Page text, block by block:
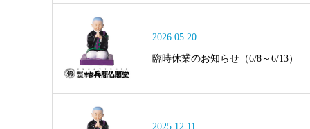
2026.05.20
臨時休業のお知らせ（6/8～6/13）
2025.12.11